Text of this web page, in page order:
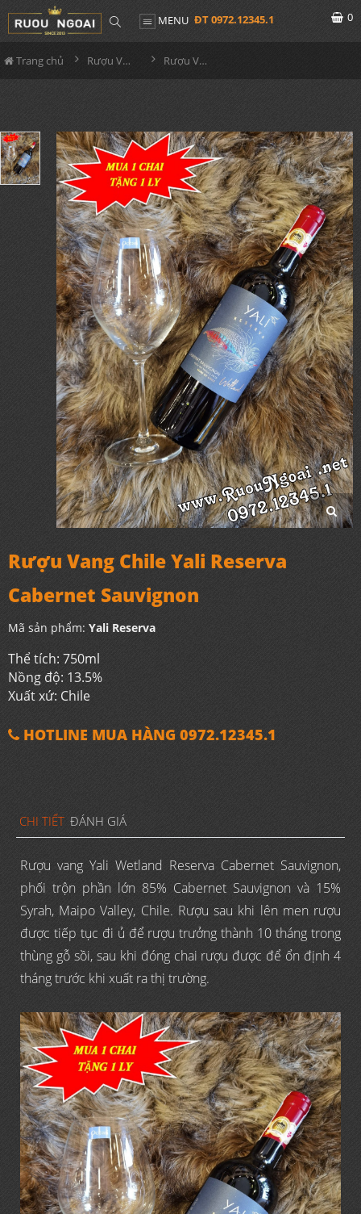
MENU ĐT 0972.12345.1 0
Trang chủ Rượu Vang Rượu Vang Chile Yali Reserva Cabernet Sauvignon
Rượu Vang Chile Yali Reserva
Cabernet Sauvignon
Mã sản phẩm: Yali Reserva
Thể tích: 750ml
Nồng độ: 13.5%
Xuất xứ: Chile
HOTLINE MUA HÀNG 0972.12345.1
CHI TIẾT ĐÁNH GIÁ
Rượu vang Yali Wetland Reserva Cabernet Sauvignon,
phối trộn phần lớn 85% Cabernet Sauvignon và 15%
Syrah, Maipo Valley, Chile. Rượu sau khi lên men rượu
được tiếp tục đi ủ để rượu trưởng thành 10 tháng trong
thùng gỗ sồi, sau khi đóng chai rượu được để ổn định 4
tháng trước khi xuất ra thị trường.